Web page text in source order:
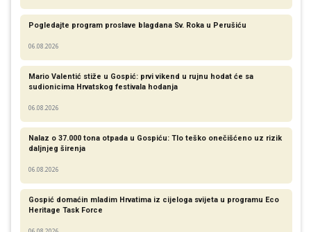
Pogledajte program proslave blagdana Sv. Roka u Perušiću
06.08.2026
Mario Valentić stiže u Gospić: prvi vikend u rujnu hodat će sa
sudionicima Hrvatskog festivala hodanja
06.08.2026
Nalaz o 37.000 tona otpada u Gospiću: Tlo teško onečišćeno uz rizik
daljnjeg širenja
06.08.2026
Gospić domaćin mladim Hrvatima iz cijeloga svijeta u programu Eco
Heritage Task Force